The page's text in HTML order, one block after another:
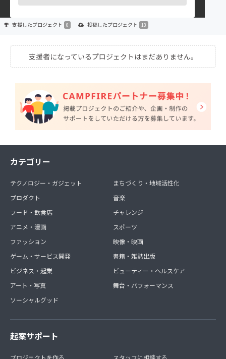
支援したプロジェクト 0 投稿したプロジェクト 13
支援者になっているプロジェクトはまだありません。
カテゴリー
テクノロジー・ガジェット
プロダクト
フード・飲食店
アニメ・漫画
ファッション
ゲーム・サービス開発
ビジネス・起業
アート・写真
ソーシャルグッド
まちづくり・地域活性化
音楽
チャレンジ
スポーツ
映像・映画
書籍・雑誌出版
ビューティー・ヘルスケア
舞台・パフォーマンス
起案サポート
プロジェクトを作る
スタッフに相談する